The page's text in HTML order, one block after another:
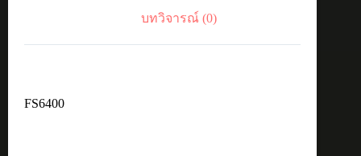
บทวิจารณ์ (0)
FS6400